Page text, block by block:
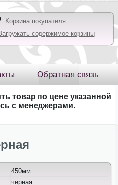
Корзина покупателя
содержимое корзины
Обратная связь
товар по цене указанной
с менеджерами.
450мм
черная